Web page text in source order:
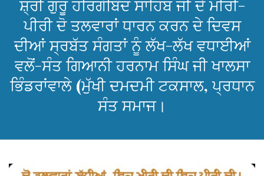
ਸ਼੍ਰੀ ਗੁਰੂ ਹਰਿਗੋਬਿੰਦ ਸਾਹਿਬ ਜੀ ਦੇ ਮੀਰੀ-
ਪੀਰੀ ਦੋ ਤਲਵਾਰਾਂ ਧਾਰਨ ਕਰਨ ਦੇ ਦਿਵਸ
ਦੀਆਂ ਸ੍ਰਬੱਤ ਸੰਗਤਾਂ ਨੂੰ ਲੱਖ-ਲੱਖ ਵਧਾਈਆਂ
ਵਲੋਂ-ਸੰਤ ਗਿਆਨੀ ਹਰਨਾਮ ਸਿੰਘ ਜੀ ਖਾਲਸਾ
ਭਿੰਡਰਾਂਵਾਲੇ (ਮੁੱਖੀ ਦਮਦਮੀ ਟਕਸਾਲ, ਪ੍ਰਧਾਨ
ਸੰਤ ਸਮਾਜ।